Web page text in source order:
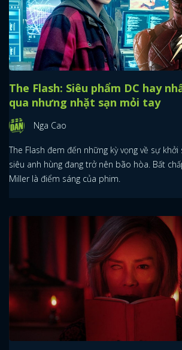
The Flash: Siêu phẩm DC hay
qua nhưng nhặt sạn mỏi tay
Nga Cao
The Flash đem đến những kỳ vọng về sự
siêu anh hùng đang trở nên bão hòa. Bất
Miller là điểm sáng của phim.